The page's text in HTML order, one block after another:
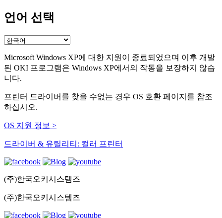
언어 선택
Microsoft Windows XP에 대한 지원이 종료되었으며 이후 개발
된 OKI 프로그램은 Windows XP에서의 작동을 보장하지 않습
니다.
프린터 드라이버를 찾을 수없는 경우 OS 호환 페이지를 참조
하십시오.
OS 지원 정보 >
드라이버 & 유틸리티: 컬러 프린터
(주)한국오키시스템즈
(주)한국오키시스템즈